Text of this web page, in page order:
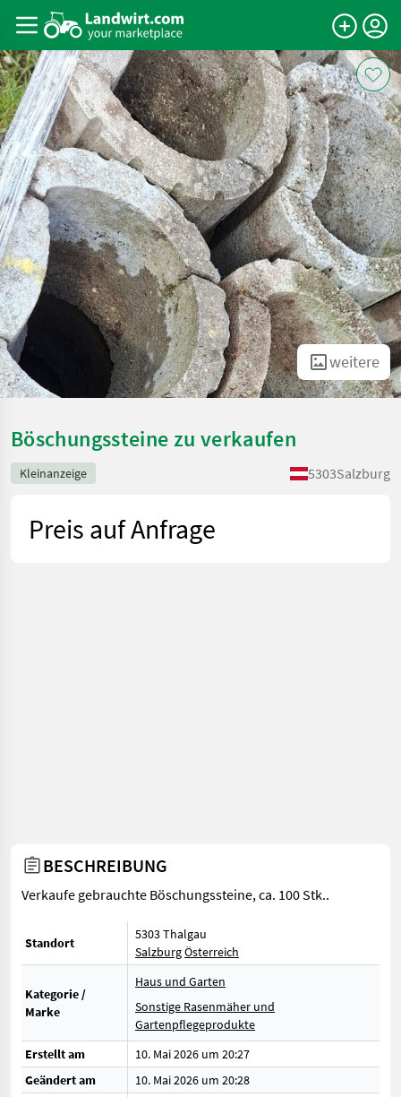
weitere
Böschungssteine zu verkaufen
Kleinanzeige 5303Salzburg
Preis auf Anfrage
BESCHREIBUNG
Verkaufe gebrauchte Böschungssteine, ca. 100 Stk..
Standort
5303 Thalgau
SalzburgÖsterreich
Kategorie /
Marke
Haus und Garten
Sonstige Rasenmäher und
Gartenpflegeprodukte
Erstellt am
10. Mai 2026 um 20:27
Geändert am
10. Mai 2026 um 20:28